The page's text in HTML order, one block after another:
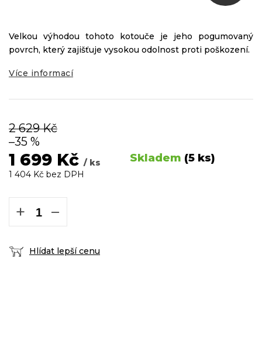
2 629 Kč
–35 %
1 699 Kč / ks Skladem (5 ks)
1 404 Kč bez DPH
+ −
Hlídat lepší cenu
Velkou výhodou tohoto kotouče je jeho pogumovaný
povrch, který zajišťuje vysokou odolnost proti poškození.
Více informací